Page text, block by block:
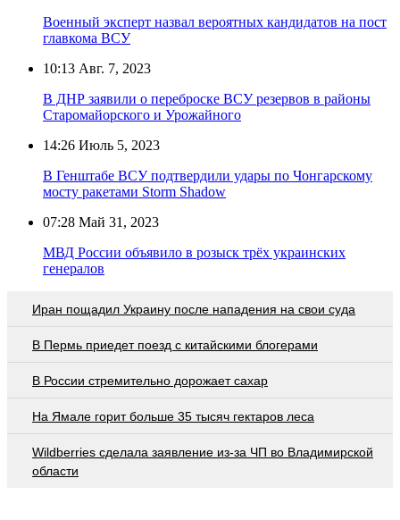
Военный эксперт назвал вероятных кандидатов на пост
главкома ВСУ
10:13 Авг. 7, 2023
В ДНР заявили о переброске ВСУ резервов в районы
Старомайорского и Урожайного
14:26 Июль 5, 2023
В Генштабе ВСУ подтвердили удары по Чонгарскому
мосту ракетами Storm Shadow
07:28 Май 31, 2023
МВД России объявило в розыск трёх украинских
генералов
Иран пощадил Украину после нападения на свои суда
В Пермь приедет поезд с китайскими блогерами
В России стремительно дорожает сахар
На Ямале горит больше 35 тысяч гектаров леса
Wildberries cделала заявление из-за ЧП во Владимирской
области